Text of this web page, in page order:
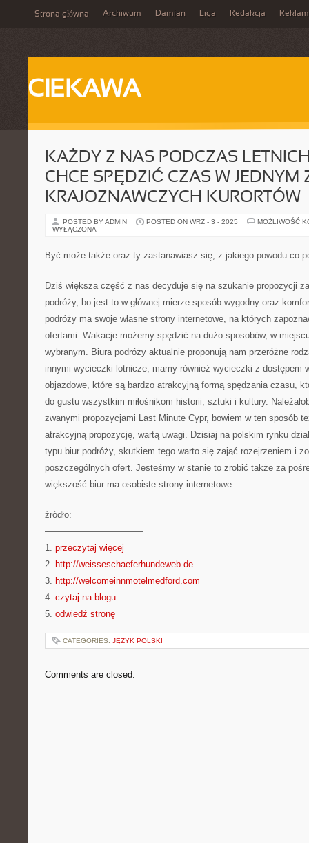
Strona główna Archiwum Damian Liga Redakcja
CIEKAWA
KAŻDY Z NAS PODCZAS
CHCE SPĘDZIĆ CZAS W JEDNYM
KRAJOZNAWCZYCH KURORTÓW
POSTED BY ADMIN POSTED ON WRZ - 3 - 2025
MOŻLIWOŚĆ
WYŁĄCZONA
Być może także oraz ty zastanawiasz się, z jakiego powodu co
Dziś większa część z nas decyduje się na szukanie propozycji
podróży, bo jest to w głównej mierze sposób wygodny oraz
podróży ma swoje własne strony internetowe, na których
ofertami. Wakacje możemy spędzić na dużo sposobów, w
wybranym. Biura podróży aktualnie proponują nam przeróżne
innymi wycieczki lotnicze, mamy również wycieczki z dostępem
objazdowe, które są bardzo atrakcyjną formą spędzania czasu,
do gustu wszystkim miłośnikom historii, sztuki i kultury.
zwanymi propozycjami Last Minute Cypr, bowiem w ten sposób
atrakcyjną propozycję, wartą uwagi. Dzisiaj na polskim rynku
typu biur podróży, skutkiem tego warto się zająć rozejrzeniem i
poszczególnych ofert. Jesteśmy w stanie to zrobić także za
większość biur ma osobiste strony internetowe.
źródło:
———————————
1. przeczytaj więcej
2. http://weisseschaeferhundeweb.de
3. http://welcomeinnmotelmedford.com
4. czytaj na blogu
5. odwiedź stronę
CATEGORIES: JĘZYK POLSKI
Comments are closed.